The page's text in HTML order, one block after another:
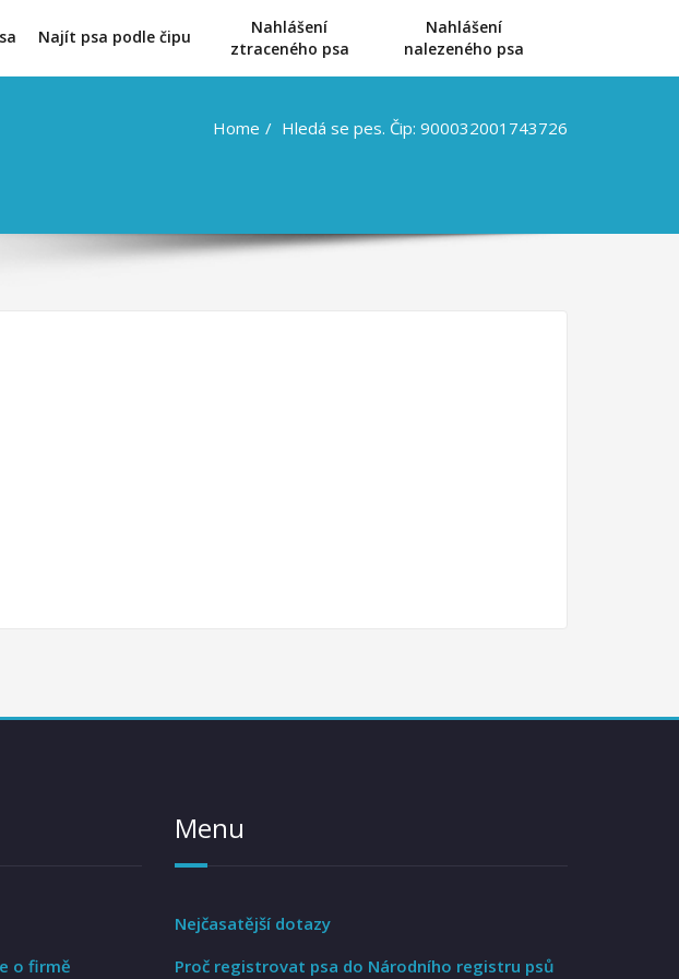
Najít psa podle čipu
Nahlášení
ztraceného psa
Nahlášení
nalezeného psa
Home Hledá se pes. Čip: 900032001743726
o firmě
Menu
Nejčasatější dotazy
Proč registrovat psa do Národního registru psů